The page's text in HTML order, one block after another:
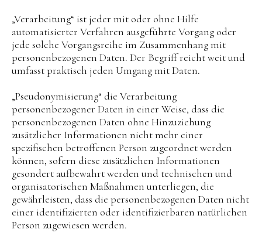
„Verarbeitung“ ist jeder mit oder ohne Hilfe
automatisierter Verfahren ausgeführte Vorgang oder
jede solche Vorgangsreihe im Zusammenhang mit
personenbezogenen Daten. Der Begriff reicht weit und
umfasst praktisch jeden Umgang mit Daten.
„Pseudonymisierung“ die Verarbeitung
personenbezogener Daten in einer Weise, dass die
personenbezogenen Daten ohne Hinzuziehung
zusätzlicher Informationen nicht mehr einer
spezifischen betroffenen Person zugeordnet werden
können, sofern diese zusätzlichen Informationen
gesondert aufbewahrt werden und technischen und
organisatorischen Maßnahmen unterliegen, die
gewährleisten, dass die personenbezogenen Daten nicht
einer identifizierten oder identifizierbaren natürlichen
Person zugewiesen werden.